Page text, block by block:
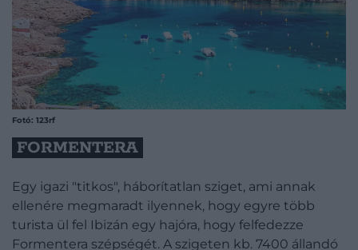
Fotó: 123rf
FORMENTERA
Egy igazi "titkos", háborítatlan sziget, ami annak
ellenére megmaradt ilyennek, hogy egyre több
turista ül fel Ibizán egy hajóra, hogy felfedezze
Formentera szépségét. A szigeten kb. 7400 állandó